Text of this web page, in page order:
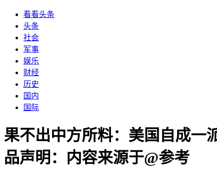
看看头条
头条
社会
军事
娱乐
财经
历史
国内
国际
果不出中方所料：美国自成一
品声明：内容来源于@参考